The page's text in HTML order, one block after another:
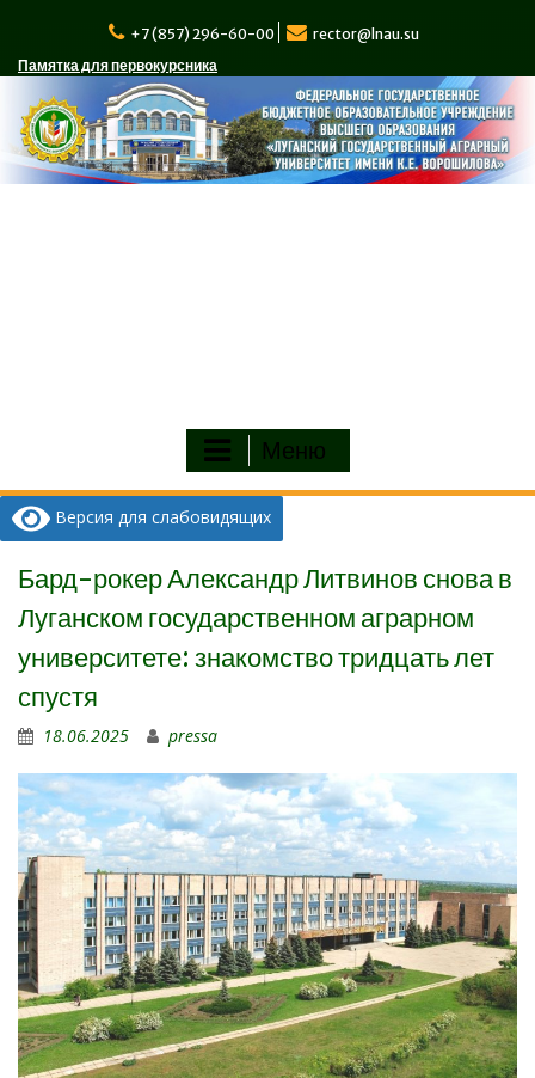
содержимому
+7 (857) 296-60-00
rector@lnau.su
Памятка для первокурсника
Меню
Версия для слабовидящих
Бард-рокер Александр Литвинов снова в
Луганском государственном аграрном
университете: знакомство тридцать лет
спустя
18.06.2025 pressa